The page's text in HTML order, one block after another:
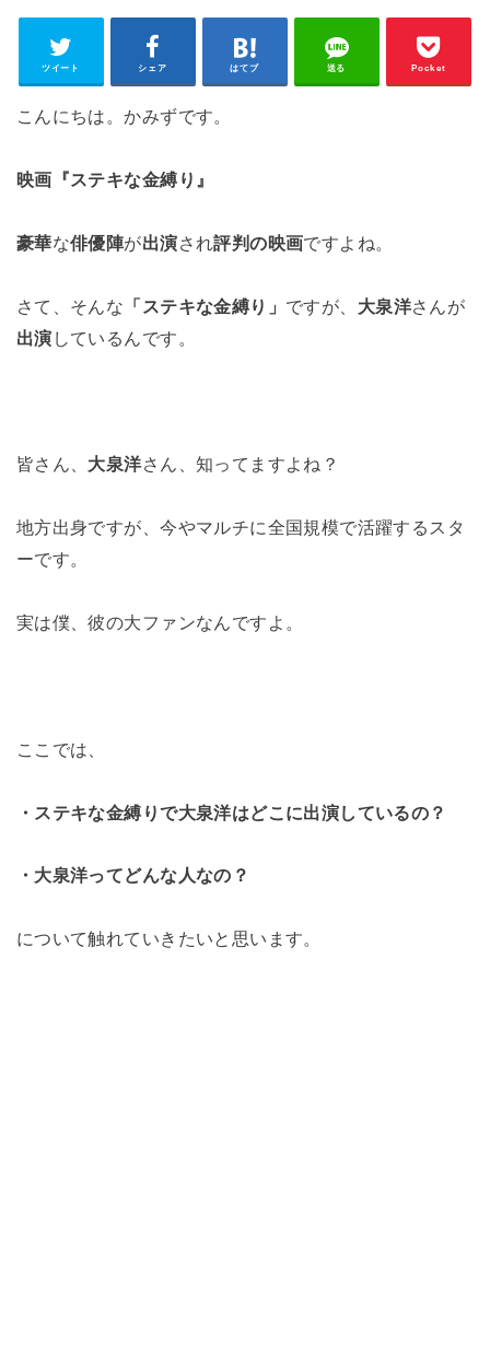
ツイート シェア はてブ 送る Pocket
こんにちは。かみずです。
映画『ステキな金縛り』
豪華な俳優陣が出演され評判の映画ですよね。
さて、そんな 「ステキな金縛り」 ですが、 大泉洋さんが
出演 しているんです。
皆さん、 大泉洋さん、知ってますよね？
地方出身ですが、今やマルチに全国規模で活躍するスタ
ーです。
実は僕、彼の大ファンなんですよ。
ここでは、
・ステキな金縛りで大泉洋はどこに出演しているの？
・大泉洋ってどんな人なの？
について触れていきたいと思います。